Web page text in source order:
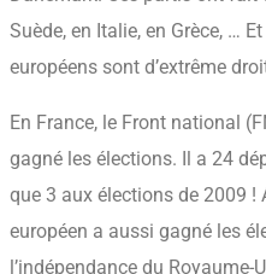
Suède, en Italie, en Grèce, …
européens sont d’extrême
En France, le Front national
gagné les élections. Il a 24
que 3 aux élections de 2009 !
européen a aussi gagné les
l’indépendance du Royaume-